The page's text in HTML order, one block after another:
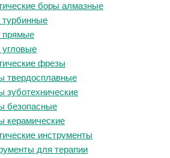
боры алмазные
прямые
фрезы
твердосплавные
зуботехнические
безопасные
керамические
инструменты
для терапии